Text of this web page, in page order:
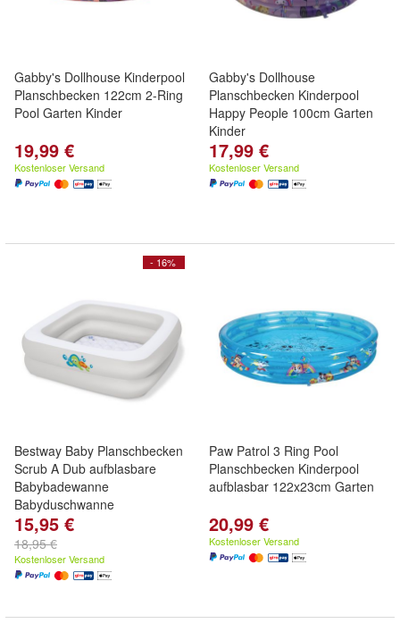
Gabby's Dollhouse Kinderpool
Planschbecken 122cm 2-Ring
Pool Garten Kinder
19,99 €
Kostenloser Versand
Gabby's Dollhouse
Planschbecken Kinderpool
Happy People 100cm Garten
Kinder
17,99 €
Kostenloser Versand
- 16%
Bestway Baby Planschbecken
Scrub A Dub aufblasbare
Babybadewanne
Babyduschwanne
15,95 €
18,95 €
Kostenloser Versand
Paw Patrol 3 Ring Pool
Planschbecken Kinderpool
aufblasbar 122x23cm Garten
20,99 €
Kostenloser Versand